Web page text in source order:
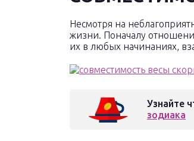
Несмотря на
жизни. Поначалу
их в любых начинаниях,
Узнайте
зодиака